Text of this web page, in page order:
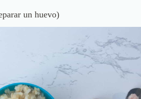
un huevo)